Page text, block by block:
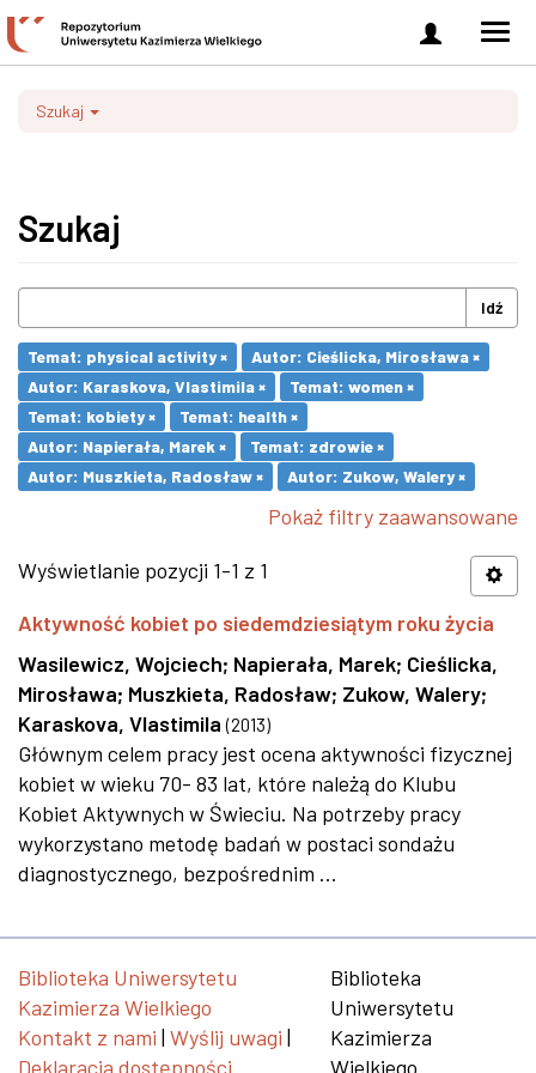
Zaloguj
się
Szukaj
Szukaj
Idź
Temat: physical activity ×
Autor: Cieślicka, Mirosława ×
Autor: Karaskova, Vlastimila ×
Temat: women ×
Temat: kobiety ×
Temat: health ×
Autor: Napierała, Marek ×
Temat: zdrowie ×
Autor: Muszkieta, Radosław ×
Autor: Zukow, Walery ×
Pokaż filtry zaawansowane
Wyświetlanie pozycji 1-1 z 1
Aktywność kobiet po siedemdziesiątym roku życia
Wasilewicz, Wojciech; Napierała, Marek; Cieślicka,
Mirosława; Muszkieta, Radosław; Zukow, Walery;
Karaskova, Vlastimila (2013)
Głównym celem pracy jest ocena aktywności fizycznej
kobiet w wieku 70- 83 lat, które należą do Klubu
Kobiet Aktywnych w Świeciu. Na potrzeby pracy
wykorzystano metodę badań w postaci sondażu
diagnostycznego, bezpośrednim ...
Biblioteka Uniwersytetu
Kazimierza Wielkiego
Kontakt z nami | Wyślij uwagi |
Deklaracja dostępności
Biblioteka
Uniwersytetu
Kazimierza
Wielkiego